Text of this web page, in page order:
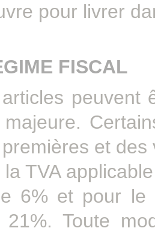
pour livrer
FISCAL
peuvent
et
TVA
6% et pour le
Toute